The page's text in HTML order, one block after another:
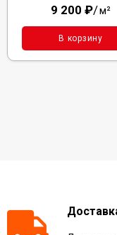
9 200 ₽/м²
В корзину